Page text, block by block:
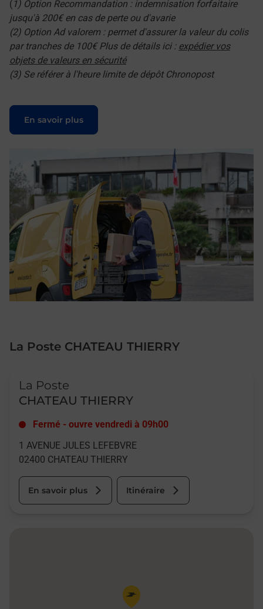
( 1) Option Recommandation : indemnisation forfaitaire
jusqu'à 200€ en cas de perte ou d'avarie
(2) Option Ad valorem : permet d'assurer la valeur du colis
par tranches de 100€ Plus de détails ici : expédier vos
objets de valeurs en sécurité
(3) Se référer à l'heure limite de dépôt Chronopost
En savoir plus
Le lien s'ouvre dans un nouvel onglet
La Poste CHATEAU THIERRY
La Poste
CHATEAU THIERRY
Fermé - ouvre vendredi à 09h00
1 AVENUE JULES LEFEBVRE
02400 CHATEAU THIERRY
En savoir plus Itinéraire
Pin de la carte